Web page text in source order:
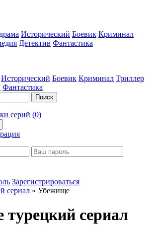
Исторический Боевик Криминал
Детектив Фантастика
Исторический Боевик Криминал Триллер
Фантастика
Поиск
серий (0)
Зарегистрироваться
сериал » Убежище
сериал